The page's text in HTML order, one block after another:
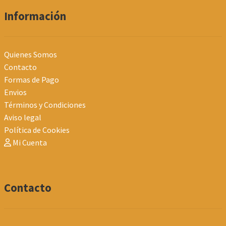
Información
Quienes Somos
Contacto
Formas de Pago
Envios
Términos y Condiciones
Aviso legal
Política de Cookies
Mi Cuenta
Contacto